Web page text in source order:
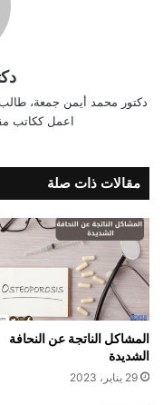
دكتور محمد أيمن جمعة،
اعمل ككاتب
مقالات ذات صلة
المشاكل الناتجة عن النحافة
الشديدة
29 يناير، 2023